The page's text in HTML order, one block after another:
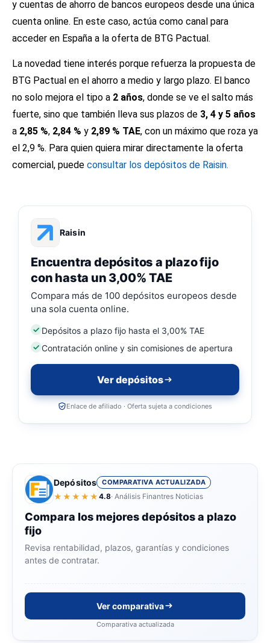
y cuentas de ahorro de bancos europeos desde una única
cuenta online. En este caso, actúa como canal para
acceder en España a la oferta de BTG Pactual.
La novedad tiene interés porque refuerza la propuesta de
BTG Pactual en el ahorro a medio y largo plazo. El banco
no solo mejora el tipo a 2 años, donde se ve el salto más
fuerte, sino que también lleva sus plazos de 3, 4 y 5 años
a 2,85 %, 2,84 % y 2,89 % TAE, con un máximo que roza ya
el 2,9 %. Para quien quiera mirar directamente la oferta
comercial, puede consultar los depósitos de Raisin.
Raisin
Encuentra depósitos a plazo fijo
con hasta un 3,00% TAE
Compara más de 100 depósitos europeos desde
una sola cuenta online.
Depósitos a plazo fijo hasta el 3,00% TAE
Contratación online y sin comisiones de apertura
Ver depósitos
Enlace de afiliado · Oferta sujeta a condiciones
Depósitos COMPARATIVA ACTUALIZADA
★★★★★ 4.8· Análisis Finantres Noticias
Compara los mejores depósitos a plazo
fijo
Revisa rentabilidad, plazos, garantías y condiciones
antes de contratar.
Ver comparativa
Comparativa actualizada